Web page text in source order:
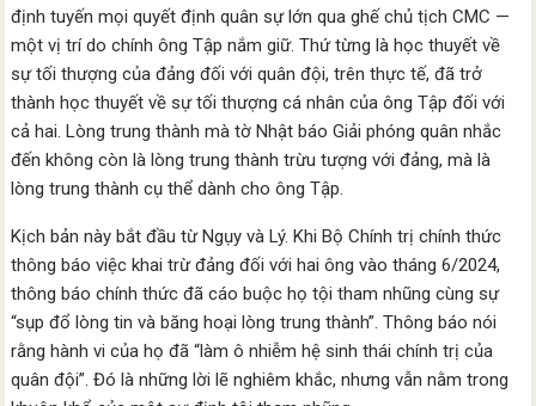
định tuyến mọi quyết định quân sự lớn qua ghế chủ tịch CMC —
một vị trí do chính ông Tập nắm giữ. Thứ từng là học thuyết về
sự tối thượng của đảng đối với quân đội, trên thực tế, đã trở
thành học thuyết về sự tối thượng cá nhân của ông Tập đối với
cả hai. Lòng trung thành mà tờ Nhật báo Giải phóng quân nhắc
đến không còn là lòng trung thành trừu tượng với đảng, mà là
lòng trung thành cụ thể dành cho ông Tập.
Kịch bản này bắt đầu từ Ngụy và Lý. Khi Bộ Chính trị chính thức
thông báo việc khai trừ đảng đối với hai ông vào tháng 6/2024,
thông báo chính thức đã cáo buộc họ tội tham nhũng cùng sự
“sụp đổ lòng tin và băng hoại lòng trung thành”. Thông báo nói
rằng hành vi của họ đã “làm ô nhiễm hệ sinh thái chính trị của
quân đội”. Đó là những lời lẽ nghiêm khắc, nhưng vẫn nằm trong